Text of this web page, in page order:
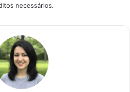
necessários.